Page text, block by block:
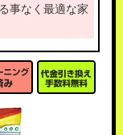
事なく最適な家